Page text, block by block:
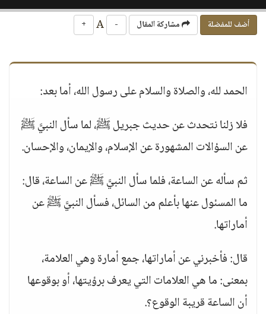
أضف للمفضلة مشاركة المقال -
+
الحمد لله، والصلاة والسلام على رسول الله، أما بعد:
فلا زلنا نتحدث عن حديث جبريل ﷺ، لما سأل النبيَّ ﷺ
عن السؤالات المشهورة عن الإسلام، والإيمان، والإحسان.
ثم سأله عن الساعة، فلما سأل النبيَّ ﷺ عن الساعة، قال:
ما المسئول عنها بأعلم من السائل، فسأل النبيَّ ﷺ عن
أماراتها.
قال: فأخبرني عن أماراتها، جمع أمارة وهي العلامة،
بمعنى: ما هي العلامات التي يعرف برؤيتها، أو بوقوعها
أن الساعة قريبة الوقوع؟.